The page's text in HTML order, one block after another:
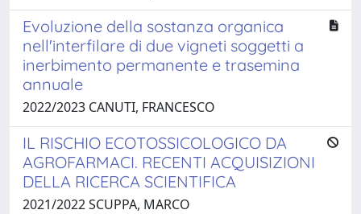
Evoluzione della sostanza organica
nell'interfilare di due vigneti soggetti a
inerbimento permanente e trasemina
annuale
2022/2023 CANUTI, FRANCESCO
IL RISCHIO ECOTOSSICOLOGICO DA
AGROFARMACI. RECENTI ACQUISIZIONI
DELLA RICERCA SCIENTIFICA
2021/2022 SCUPPA, MARCO